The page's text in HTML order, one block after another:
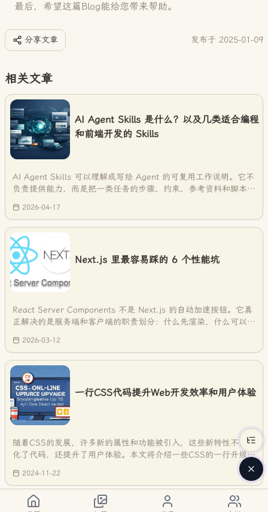
最后，希望这篇Blog能给您带来帮助。
分享文章 发布于 2025-01-09
相关文章
AI Agent Skills 是什么？以及几类适合编程
和前端开发的 Skills
AI Agent Skills 可以理解成写给 Agent 的可复用工作说明。它不
负责提供能力，而是把一类任务的步骤、约束、参考资料和脚本整
稳定性。本文从 skill 和 tool 的区别讲起，并整理几类适合编程
和前端开发的实用 Skills。
2026-04-17
Next.js 里最容易踩的 6 个性能坑
React Server Components 不是 Next.js 的自动加速按钮。它真
正解决的是服务端和客户端的职责划分：什么先渲染，什么可以延
样会慢，甚至更难排查。
2026-03-12
一行CSS代码提升Web开发效率和用户体验
随着CSS的发展，许多新的属性和功能被引入，这些新特性不仅简
化了代码，还提升了用户体验。本文将介绍一些CSS的一行升级方
2024-11-22